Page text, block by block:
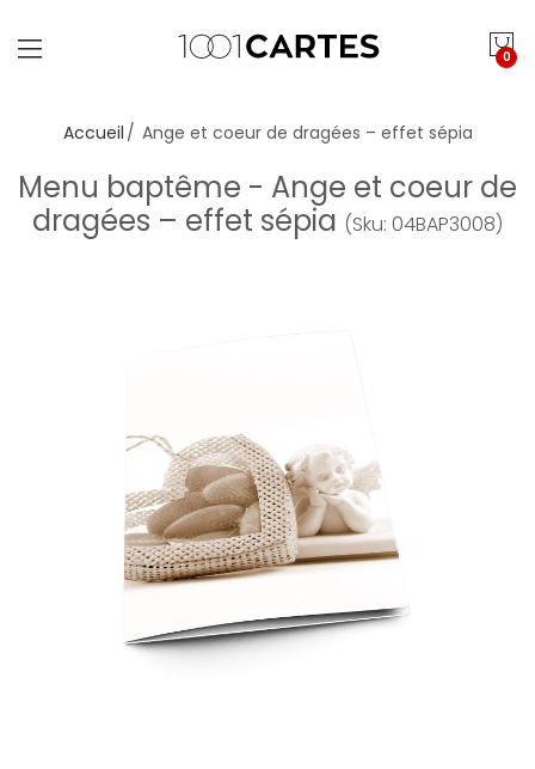
0
Accueil Ange et coeur de dragées – effet sépia
Menu baptême - Ange et coeur de
dragées – effet sépia (Sku: 04BAP3008)